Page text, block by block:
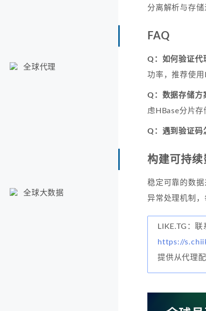
全球代理
全球大数据
分离解析与存储
FAQ
Q：如何验证代
功率，推荐使用
Q：数据存储方
虑HBase分片存
Q：遇到验证码
构建可持续
稳定可靠的数
异常处理机制，
LIKE.TG：
https://
提供从代理